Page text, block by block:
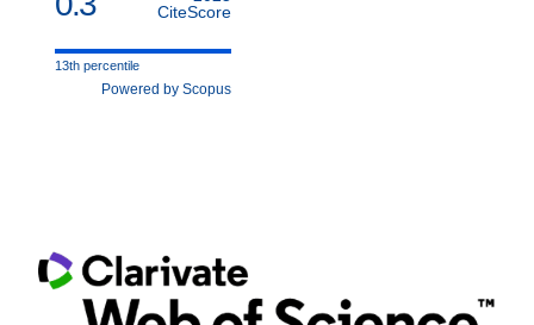
CiteScore
13th percentile
Powered by Scopus